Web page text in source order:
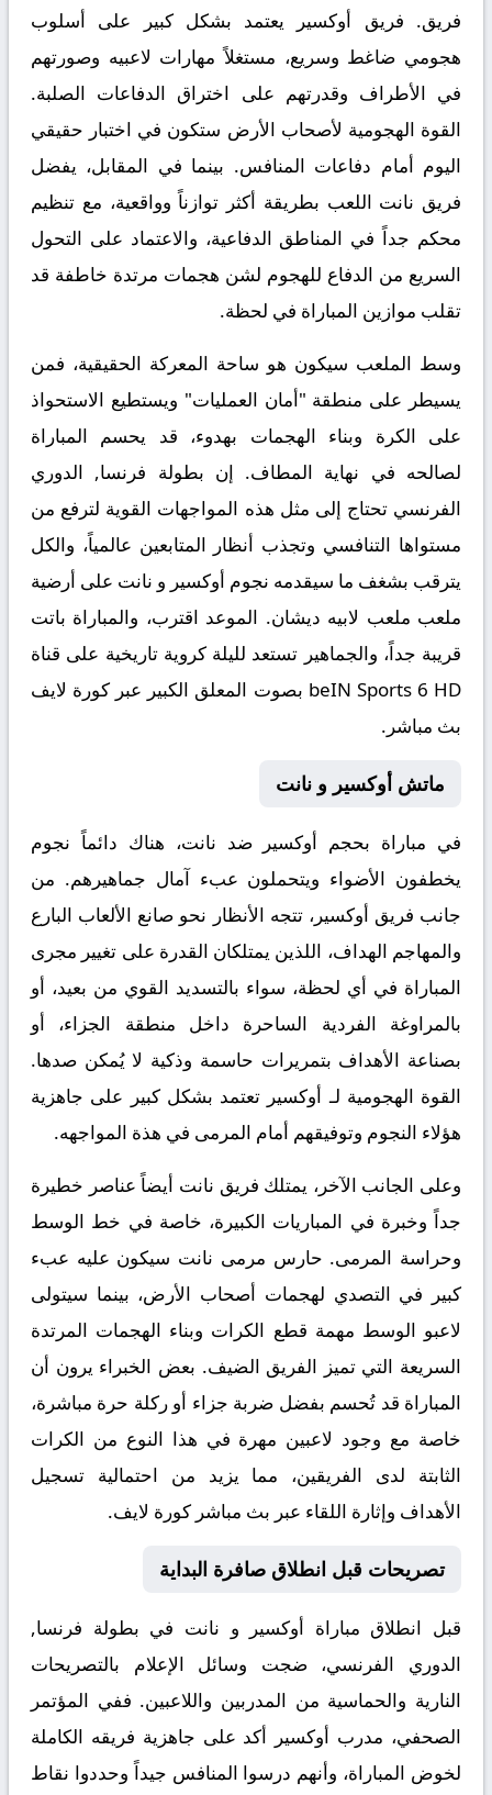
فريق. فريق أوكسير يعتمد بشكل كبير على أسلوب
هجومي ضاغط وسريع، مستغلاً مهارات لاعبيه وصورتهم
في الأطراف وقدرتهم على اختراق الدفاعات الصلبة.
القوة الهجومية لأصحاب الأرض ستكون في اختبار حقيقي
اليوم أمام دفاعات المنافس. بينما في المقابل، يفضل
فريق نانت اللعب بطريقة أكثر توازناً وواقعية، مع تنظيم
محكم جداً في المناطق الدفاعية، والاعتماد على التحول
السريع من الدفاع للهجوم لشن هجمات مرتدة خاطفة قد
تقلب موازين المباراة في لحظة.
وسط الملعب سيكون هو ساحة المعركة الحقيقية، فمن
يسيطر على منطقة "أمان العمليات" ويستطيع الاستحواذ
على الكرة وبناء الهجمات بهدوء، قد يحسم المباراة
لصالحه في نهاية المطاف. إن بطولة فرنسا, الدوري
الفرنسي تحتاج إلى مثل هذه المواجهات القوية لترفع من
مستواها التنافسي وتجذب أنظار المتابعين عالمياً، والكل
يترقب بشغف ما سيقدمه نجوم أوكسير و نانت على أرضية
ملعب ملعب لابيه ديشان. الموعد اقترب، والمباراة باتت
قريبة جداً، والجماهير تستعد لليلة كروية تاريخية على قناة
beIN Sports 6 HD بصوت المعلق الكبير عبر
كورة لايف
بث مباشر .
ماتش أوكسير و نانت
في مباراة بحجم أوكسير ضد نانت، هناك دائماً نجوم
يخطفون الأضواء ويتحملون عبء آمال جماهيرهم. من
جانب فريق أوكسير، تتجه الأنظار نحو صانع الألعاب البارع
والمهاجم الهداف، اللذين يمتلكان القدرة على تغيير مجرى
المباراة في أي لحظة، سواء بالتسديد القوي من بعيد، أو
بالمراوغة الفردية الساحرة داخل منطقة الجزاء، أو
بصناعة الأهداف بتمريرات حاسمة وذكية لا يُمكن صدها.
القوة الهجومية لـ أوكسير تعتمد بشكل كبير على جاهزية
هؤلاء النجوم وتوفيقهم أمام المرمى في هذة المواجهه.
وعلى الجانب الآخر، يمتلك فريق نانت أيضاً عناصر خطيرة
جداً وخبرة في المباريات الكبيرة، خاصة في خط الوسط
وحراسة المرمى. حارس مرمى نانت سيكون عليه عبء
كبير في التصدي لهجمات أصحاب الأرض، بينما سيتولى
لاعبو الوسط مهمة قطع الكرات وبناء الهجمات المرتدة
السريعة التي تميز الفريق الضيف. بعض الخبراء يرون أن
المباراة قد تُحسم بفضل ضربة جزاء أو ركلة حرة مباشرة،
خاصة مع وجود لاعبين مهرة في هذا النوع من الكرات
الثابتة لدى الفريقين، مما يزيد من احتمالية تسجيل
الأهداف وإثارة اللقاء عبر بث مباشر كورة لايف.
تصريحات قبل انطلاق صافرة البداية
قبل انطلاق مباراة أوكسير و نانت في بطولة فرنسا,
الدوري الفرنسي، ضجت وسائل الإعلام بالتصريحات
النارية والحماسية من المدربين واللاعبين. ففي المؤتمر
الصحفي، مدرب أوكسير أكد على جاهزية فريقه الكاملة
لخوض المباراة، وأنهم درسوا المنافس جيداً وحددوا نقاط